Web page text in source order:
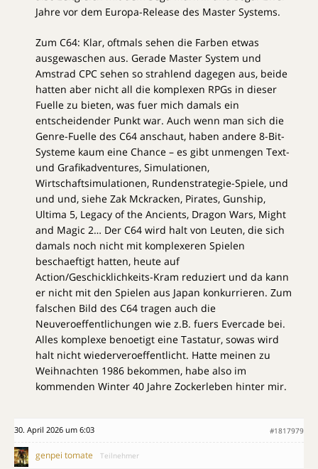
Jahre vor dem Europa-Release des Master Systems.
Zum C64: Klar, oftmals sehen die Farben etwas
ausgewaschen aus. Gerade Master System und
Amstrad CPC sehen so strahlend dagegen aus, beide
hatten aber nicht all die komplexen RPGs in dieser
Fuelle zu bieten, was fuer mich damals ein
entscheidender Punkt war. Auch wenn man sich die
Genre-Fuelle des C64 anschaut, haben andere 8-Bit-
Systeme kaum eine Chance – es gibt unmengen Text-
und Grafikadventures, Simulationen,
Wirtschaftsimulationen, Rundenstrategie-Spiele, und
und und, siehe Zak Mckracken, Pirates, Gunship,
Ultima 5, Legacy of the Ancients, Dragon Wars, Might
and Magic 2… Der C64 wird halt von Leuten, die sich
damals noch nicht mit komplexeren Spielen
beschaeftigt hatten, heute auf
Action/Geschicklichkeits-Kram reduziert und da kann
er nicht mit den Spielen aus Japan konkurrieren. Zum
falschen Bild des C64 tragen auch die
Neuveroeffentlichungen wie z.B. fuers Evercade bei.
Alles komplexe benoetigt eine Tastatur, sowas wird
halt nicht wiederveroeffentlicht. Hatte meinen zu
Weihnachten 1986 bekommen, habe also im
kommenden Winter 40 Jahre Zockerleben hinter mir.
30. April 2026 um 6:03 #1817979
genpei tomate Teilnehmer